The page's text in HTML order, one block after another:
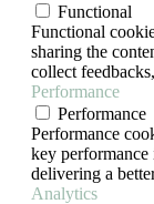
Functional
Functional
sharing the
collect
Performance
Performance
Performance
key
delivering a
Analytics